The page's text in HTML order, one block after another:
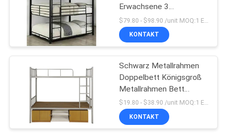
Metallregale
26
Erwachsene 3
Stufenbett Stahl Wohn-
und Geschäftsmöbel
China
KONTAKT
Schwarz Metallrahmen
Doppelbett Königsgroß
Metallrahmen Bett
Metallrahmen Einzelbett
mit Schrank
$19.80 - $38.90 /unit MOQ:1 Einheit
KONTAKT